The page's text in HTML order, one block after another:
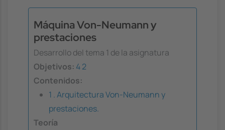
Máquina Von-Neumann y
prestaciones
Desarrollo del tema 1 de la asignatura
Objetivos: 42
Contenidos:
1 . Arquitectura Von-Neumann y
prestaciones.
Teoría